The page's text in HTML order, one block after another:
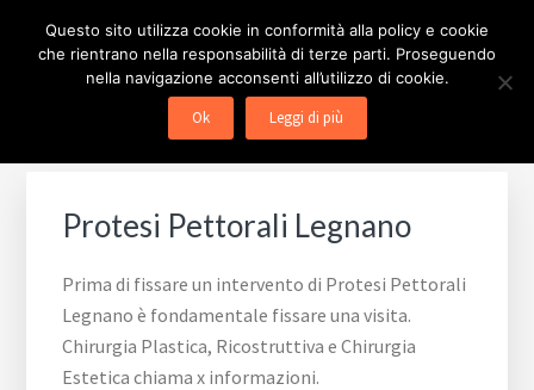
navigazione
CHIRURGIA ESTETICA
MILANO
Protesi Pettorali Legnano
Prima di fissare un intervento di Protesi Pettorali
Legnano è fondamentale fissare una visita.
Chirurgia Plastica, Ricostruttiva e Chirurgia
Estetica chiama x informazioni.
Questo sito utilizza cookie in conformità alla policy e cookie
che rientrano nella responsabilità di terze parti. Proseguendo
nella navigazione acconsenti all’utilizzo di cookie.
Ok Leggi di più